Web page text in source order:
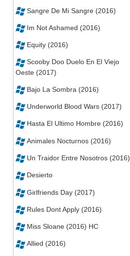
Sangre De Mi Sangre (2016)
Im Not Ashamed (2016)
Equity (2016)
Scooby Doo Duelo En El Viejo
Oeste (2017)
Bajo La Sombra (2016)
Underworld Blood Wars (2017)
Hasta El Ultimo Hombre (2016)
Animales Nocturnos (2016)
Un Traidor Entre Nosotros (2016)
Desierto
Girlfriends Day (2017)
Rules Dont Apply (2016)
Miss Sloane (2016) HC
Allied (2016)